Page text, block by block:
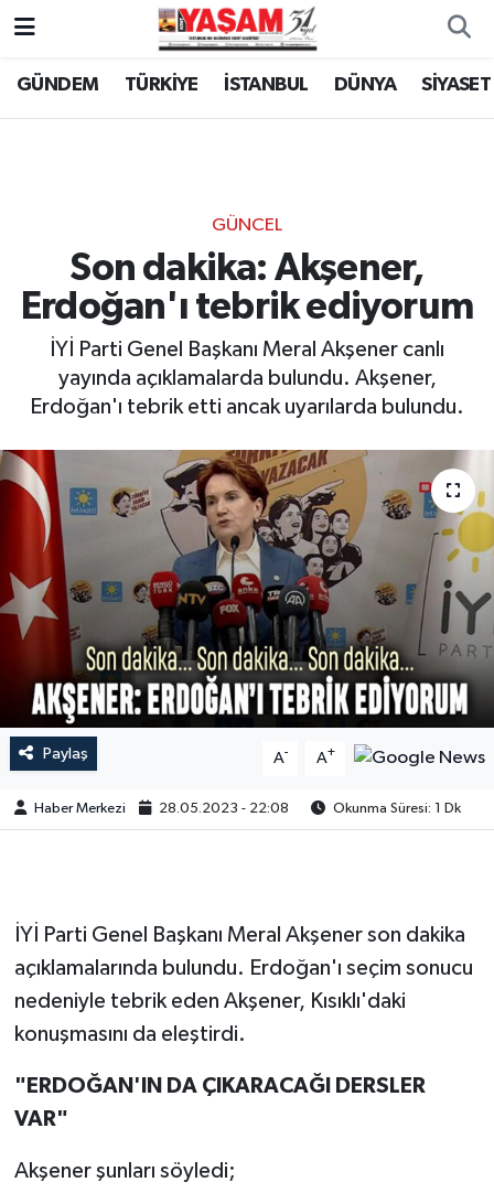
GÜNDEM TÜRKİYE İSTANBUL DÜNYA SİYASET
GÜNCEL
Son dakika: Akşener,
Erdoğan'ı tebrik ediyorum
İYİ Parti Genel Başkanı Meral Akşener canlı
yayında açıklamalarda bulundu. Akşener,
Erdoğan'ı tebrik etti ancak uyarılarda bulundu.
Paylaş A- A+
Haber Merkezi 28.05.2023 - 22:08 Okunma Süresi: 1 Dk
İYİ Parti Genel Başkanı Meral Akşener son dakika
açıklamalarında bulundu. Erdoğan'ı seçim sonucu
nedeniyle tebrik eden Akşener, Kısıklı'daki
konuşmasını da eleştirdi.
"ERDOĞAN'IN DA ÇIKARACAĞI DERSLER
VAR"
Akşener şunları söyledi;